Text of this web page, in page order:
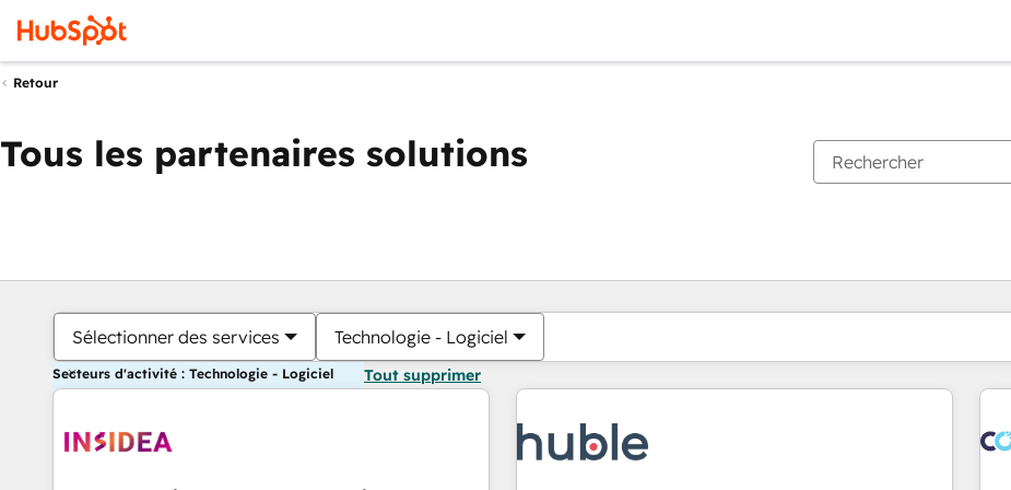
Retour
Tous les partenaires solutions
Sélectionner des services Technologie - Logiciel
Secteurs d'activité : Technologie - Logiciel Tout supprimer
Vous êtes actuellement surPage
PagePagePagePagePagePagePagePagePage Page